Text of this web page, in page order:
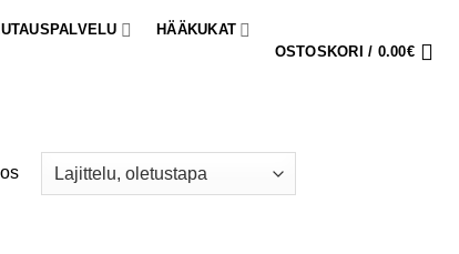
HÄÄKUKAT
OSTOSKORI / 0.00€